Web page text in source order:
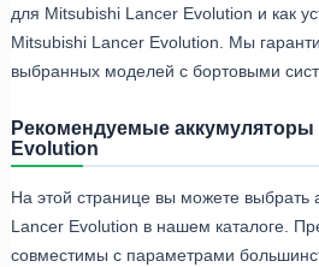
для Mitsubishi Lancer Evolution и как
Mitsubishi Lancer Evolution. Мы
выбранных моделей с бортовыми
Рекомендуемые
Evolution
На этой странице вы можете выбрать
Lancer Evolution в нашем каталоге.
совместимы с параметрами